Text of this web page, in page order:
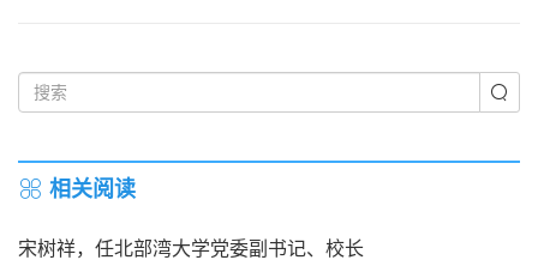
相关阅读
宋树祥，任北部湾大学党委副书记、校长